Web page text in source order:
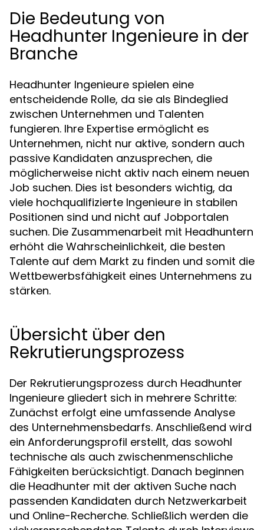
Die Bedeutung von
Headhunter Ingenieure in der
Branche
Headhunter Ingenieure spielen eine
entscheidende Rolle, da sie als Bindeglied
zwischen Unternehmen und Talenten
fungieren. Ihre Expertise ermöglicht es
Unternehmen, nicht nur aktive, sondern auch
passive Kandidaten anzusprechen, die
möglicherweise nicht aktiv nach einem neuen
Job suchen. Dies ist besonders wichtig, da
viele hochqualifizierte Ingenieure in stabilen
Positionen sind und nicht auf Jobportalen
suchen. Die Zusammenarbeit mit Headhuntern
erhöht die Wahrscheinlichkeit, die besten
Talente auf dem Markt zu finden und somit die
Wettbewerbsfähigkeit eines Unternehmens zu
stärken.
Übersicht über den
Rekrutierungsprozess
Der Rekrutierungsprozess durch Headhunter
Ingenieure gliedert sich in mehrere Schritte:
Zunächst erfolgt eine umfassende Analyse
des Unternehmensbedarfs. Anschließend wird
ein Anforderungsprofil erstellt, das sowohl
technische als auch zwischenmenschliche
Fähigkeiten berücksichtigt. Danach beginnen
die Headhunter mit der aktiven Suche nach
passenden Kandidaten durch Netzwerkarbeit
und Online-Recherche. Schließlich werden die